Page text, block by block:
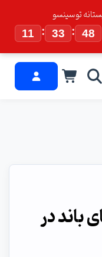
توسینسو
11
: 33 : 48
باند در